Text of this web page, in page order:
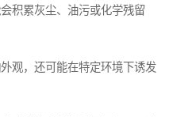
积累灰尘、油污或化学残留
观，还可能在特定环境下诱发